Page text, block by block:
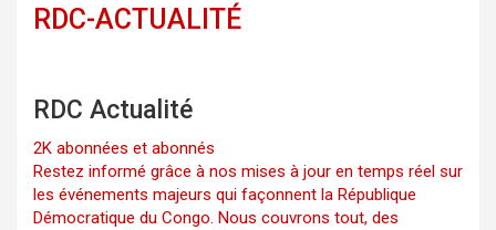
RDC-ACTUALITÉ
RDC Actualité
2K abonnées et abonnés
Restez informé grâce à nos mises à jour en temps réel sur
les événements majeurs qui façonnent la République
Démocratique du Congo. Nous couvrons tout, des